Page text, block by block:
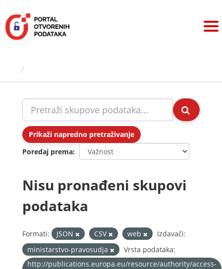
sadržaj
Prikaži napredno pretraživanje
Poredaj prema
Nisu pronađeni skupovi
podataka
Formati: JSON CSV web
Izdavači:
ministarstvo-pravosudja
Vrsta podataka:
http://publications.europa.eu/resource/authority/access-